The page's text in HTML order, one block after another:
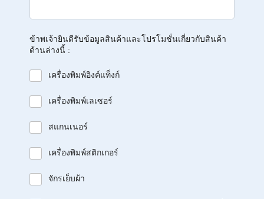
ข้าพเจ้ายินดีรับข้อมูลสินค้าและโปรโมชั่นเกี่ยวกับสินค้า
ด้านล่างนี้ :
เครื่องพิมพ์อิงค์แท็งก์
เครื่องพิมพ์เลเซอร์
สแกนเนอร์
เครื่องพิมพ์สติกเกอร์
จักรเย็บผ้า